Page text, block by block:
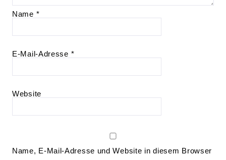
Name *
E-Mail-Adresse *
Website
Name, E-Mail-Adresse und Website in diesem Browser